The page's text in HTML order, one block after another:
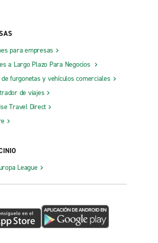
Olympic Village
Kitsilano
Cruise Port Offsite
Lake
de Vancouver
de Vancouver, SW Marine Dr.
para empresas
a Largo Plazo Para Negocios
furgonetas y vehículos comerciales
de viajes
Travel Direct
League